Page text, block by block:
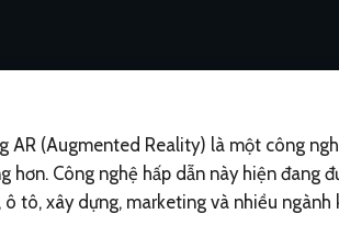
AR (Augmented Reality) là một công
hơn. Công nghệ hấp dẫn này hiện
ô tô, xây dựng, marketing và nhiều ngành